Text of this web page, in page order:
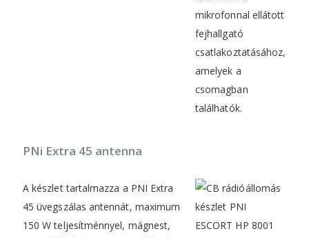
mikrofonnal ellátott
fejhallgató
csatlakoztatásához,
amelyek a
csomagban
találhatók.
PNi Extra 45 antenna
A készlet tartalmazza a PNI Extra
45 üvegszálas antennát, maximum
150 W teljesítménnyel, mágnest,